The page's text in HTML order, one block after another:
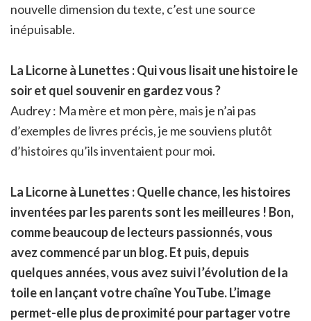
nouvelle dimension du texte, c’est une source
inépuisable.
La Licorne à Lunettes : Qui vous lisait une histoire le
soir et quel souvenir en gardez vous ?
Audrey : Ma mère et mon père, mais je n’ai pas
d’exemples de livres précis, je me souviens plutôt
d’histoires qu’ils inventaient pour moi.
La Licorne à Lunettes : Quelle chance, les histoires
inventées par les parents sont les meilleures ! Bon,
comme beaucoup de lecteurs passionnés, vous
avez commencé par un blog. Et puis, depuis
quelques années, vous avez suivi l’évolution de la
toile en lançant votre chaîne YouTube. L’image
permet-elle plus de proximité pour partager votre